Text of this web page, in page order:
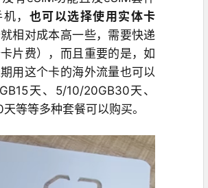
， 也可以选择使用实体卡
就相对成本高一些，需要快递
片费），而且重要的是，如
用这个卡的海外流量也可以
天、5/10/20GB30天、
等等多种套餐可以购买。